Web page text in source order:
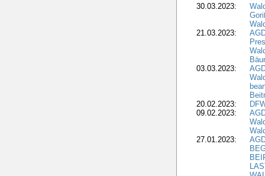
30.03.2023:
21.03.2023:
03.03.2023:
20.02.2023:
09.02.2023:
27.01.2023: